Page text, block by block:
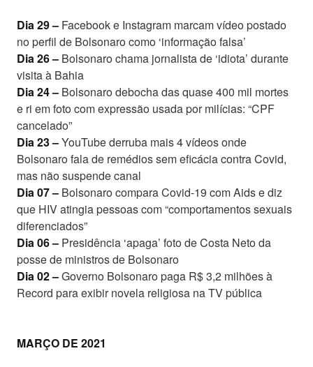
Dia 29 – Facebook e Instagram marcam vídeo postado
no perfil de Bolsonaro como ‘informação falsa’
Dia 26 – Bolsonaro chama jornalista de ‘idiota’ durante
visita à Bahia
Dia 24 – Bolsonaro debocha das quase 400 mil mortes
e ri em foto com expressão usada por milícias: “CPF
cancelado”
Dia 23 –YouTube derruba mais 4 vídeos onde
Bolsonaro fala de remédios sem eficácia contra Covid,
mas não suspende canal
Dia 07 – Bolsonaro compara Covid-19 com Aids e diz
que HIV atingia pessoas com “comportamentos sexuais
diferenciados”
Dia 06 – Presidência ‘apaga’ foto de Costa Neto da
posse de ministros de Bolsonaro
Dia 02 –Governo Bolsonaro paga R$ 3,2 milhões à
Record para exibir novela religiosa na TV pública
MARÇO DE 2021